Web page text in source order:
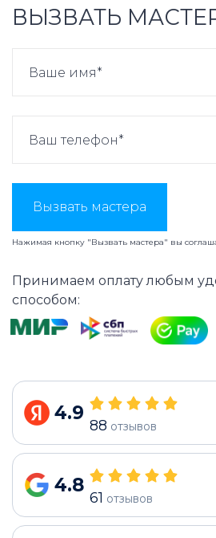
ВЫЗВАТЬ
Вызвать мастера
Нажимая кнопку "Вызвать мастера" вы
Принимаем оплату любым
способом:
4.9
88 отзывов
4.8
61 отзывов